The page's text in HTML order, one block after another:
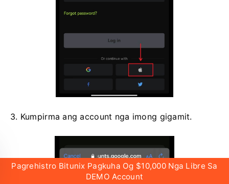
3. Kumpirma ang account nga imong gigamit.
Pagrehistro Bitunix Pagkuha Og $10,000 Nga Libre Sa
DEMO Account